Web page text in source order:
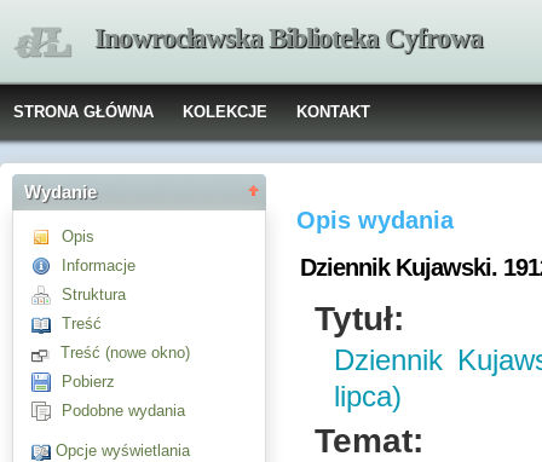
Inowrocławska Biblioteka Cyfrowa
STRONA GŁÓWNA KOLEKCJE KONTAKT
Wydanie
Opis
Informacje
Struktura
Treść
Treść (nowe okno)
Pobierz
Podobne wydania
Opcje wyświetlania
Opis wydania
Dziennik Kujawski.
Tytuł:
Dziennik
lipca)
Temat: